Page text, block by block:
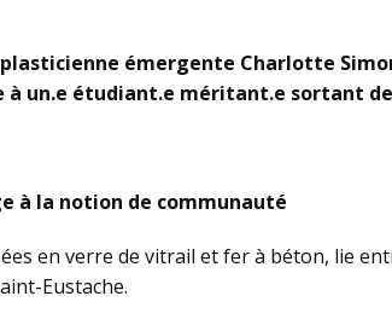
émergente Charlotte
un.e étudiant.e méritant.e sortant de
à la notion de communauté
en verre de vitrail et fer à béton, lie
Eustache.